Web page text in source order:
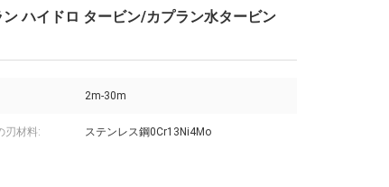
ハイドロ タービン/カプラン水タービン
2m-30m
刃材料: ステンレス鋼0Cr13Ni4Mo